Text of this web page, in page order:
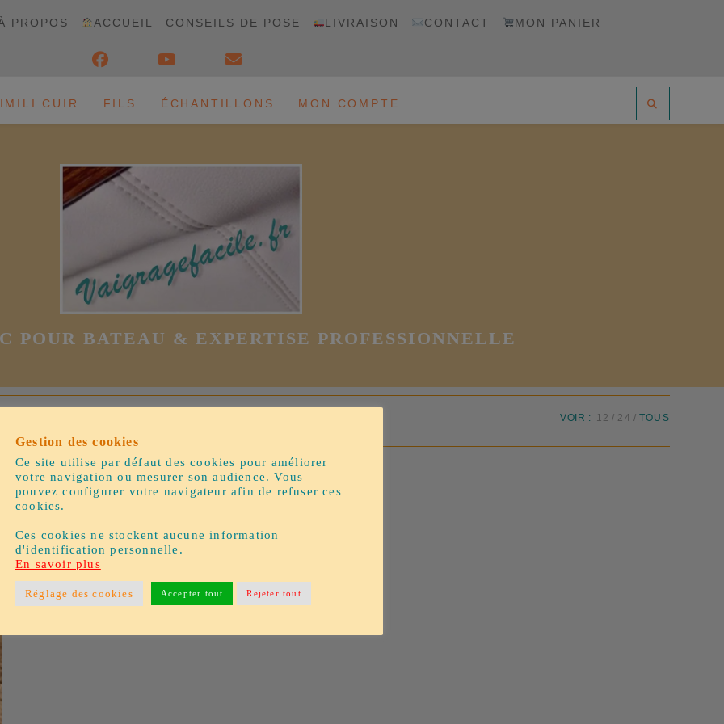
PROPOS ACCUEIL CONSEILS DE POSE LIVRAISON CONTACT MON PANIER
CUIR FILS ÉCHANTILLONS MON COMPTE
POUR BATEAU & EXPERTISE PROFESSIONNELLE
VOIR : 12 24 TOUS
Gestion des cookies
Ce site utilise par défaut des cookies pour améliorer
votre navigation ou mesurer son audience. Vous
pouvez configurer votre navigateur afin de refuser ces
cookies.
Ces cookies ne stockent aucune information
d'identification personnelle.
En savoir plus
Réglage des cookies Accepter tout Rejeter tout